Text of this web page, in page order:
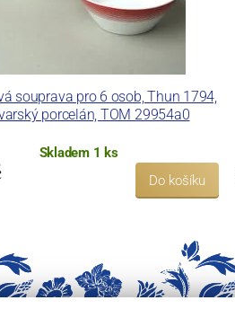
souprava pro 6 osob, Thun 1794,
porcelán, TOM 29954a0
Skladem 1 ks
Do košíku